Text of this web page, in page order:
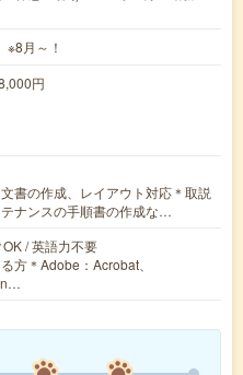
月～！
円
書の作成、レイアウト対応＊取説
ナンスの手順書の作成な…
/ 英語力不要
方＊Adobe：Acrobat、